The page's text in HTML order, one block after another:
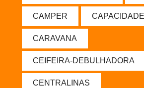
CAMPER CAPACIDADE
CARAVANA
CEIFEIRA-DEBULHADORA
CENTRALINAS